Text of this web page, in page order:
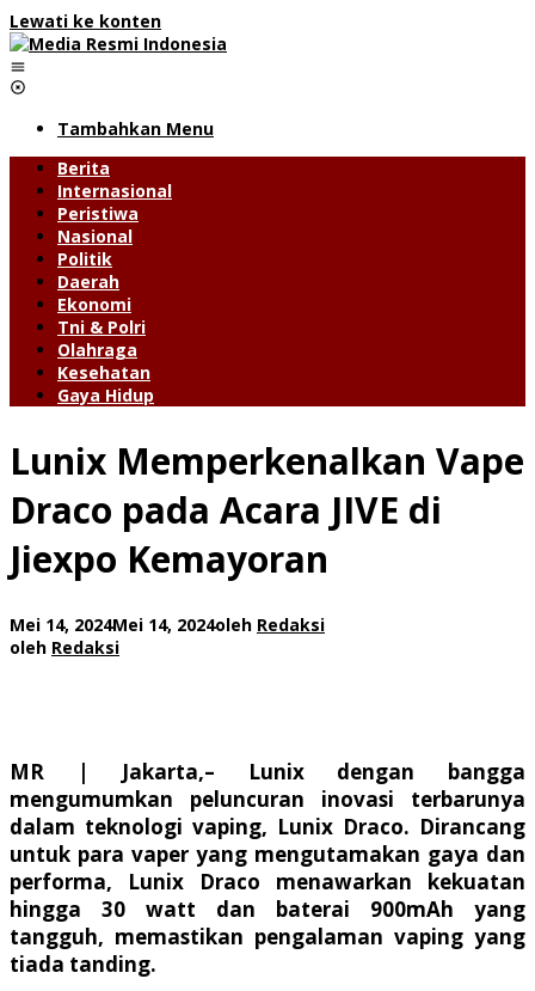
Lewati ke konten
Tambahkan Menu
Berita
Internasional
Peristiwa
Nasional
Politik
Daerah
Ekonomi
Tni & Polri
Olahraga
Kesehatan
Gaya Hidup
Lunix Memperkenalkan Vape
Draco pada Acara JIVE di
Jiexpo Kemayoran
Mei 14, 2024Mei 14, 2024oleh Redaksi
oleh Redaksi
MR | Jakarta,– Lunix dengan bangga
mengumumkan peluncuran inovasi terbarunya
dalam teknologi vaping, Lunix Draco. Dirancang
untuk para vaper yang mengutamakan gaya dan
performa, Lunix Draco menawarkan kekuatan
hingga 30 watt dan baterai 900mAh yang
tangguh, memastikan pengalaman vaping yang
tiada tanding.